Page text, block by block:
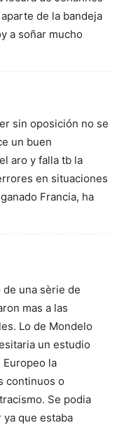
de la bandeja
a soñar mucho
sin oposición no se
un buen
aro y falla tb la
en situaciones
Francia, ha
una sèrie de
mas a las
Lo de Mondelo
un estudio
Europeo la
continuos o
Se podia
que estaba